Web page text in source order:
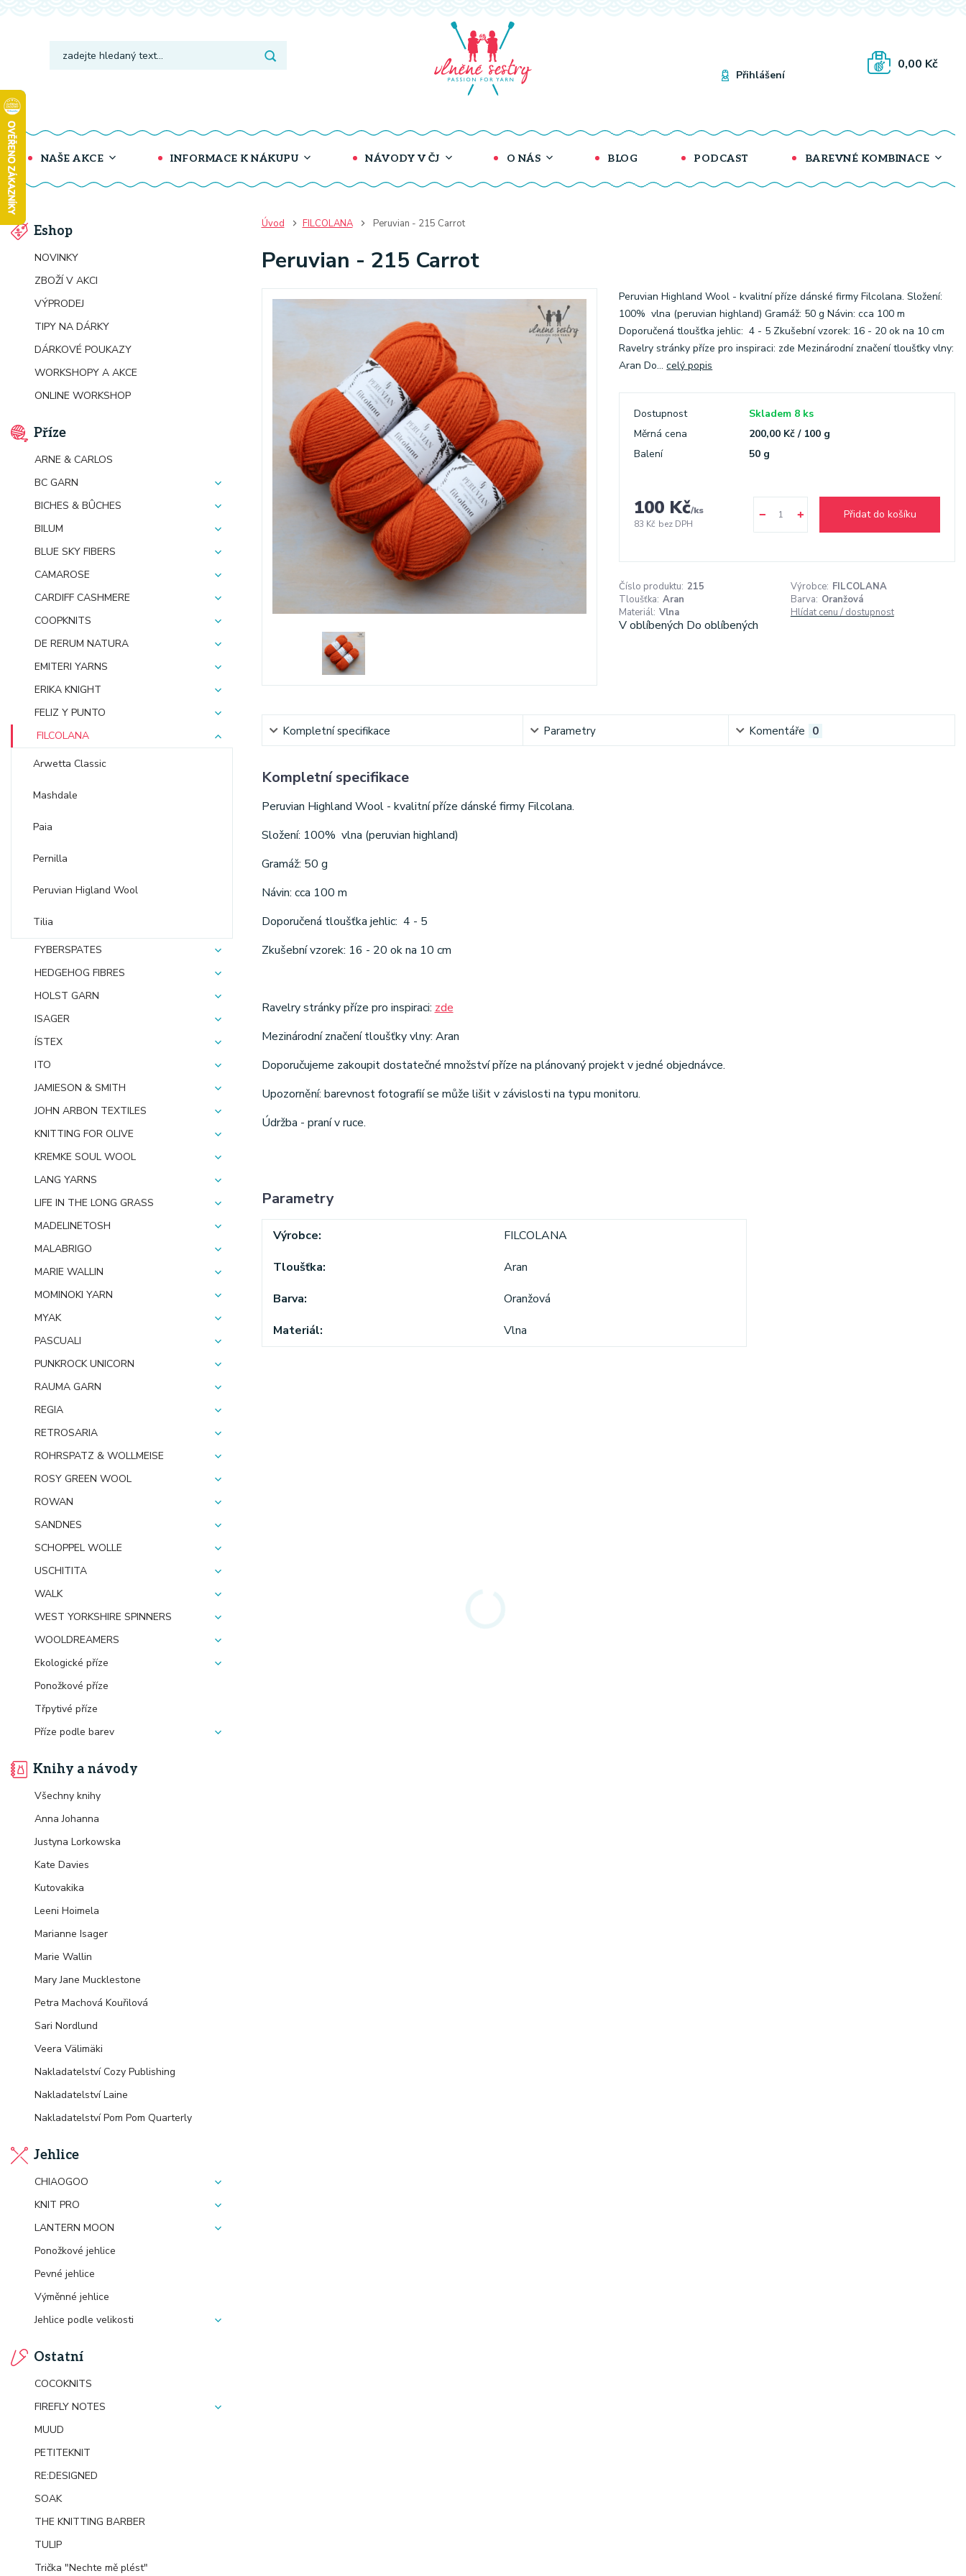
NAŠE AKCE INFORMACE K NÁKUPU NÁVODY V ČJ O NÁS BLOG PODCAST BAREVNÉ KOMBINACE
Přihlášení
0,00 Kč
Eshop
NOVINKY
ZBOŽÍ V AKCI
VÝPRODEJ
TIPY NA DÁRKY
DÁRKOVÉ POUKAZY
WORKSHOPY A AKCE
ONLINE WORKSHOP
Příze
ARNE & CARLOS
BC GARN
BICHES & BÛCHES
BILUM
BLUE SKY FIBERS
CAMAROSE
CARDIFF CASHMERE
COOPKNITS
DE RERUM NATURA
EMITERI YARNS
ERIKA KNIGHT
FELIZ Y PUNTO
FILCOLANA
Arwetta Classic
Mashdale
Paia
Pernilla
Peruvian Higland Wool
Tilia
FYBERSPATES
HEDGEHOG FIBRES
HOLST GARN
ISAGER
ÍSTEX
ITO
JAMIESON & SMITH
JOHN ARBON TEXTILES
KNITTING FOR OLIVE
KREMKE SOUL WOOL
LANG YARNS
LIFE IN THE LONG GRASS
MADELINETOSH
MALABRIGO
MARIE WALLIN
MOMINOKI YARN
MYAK
PASCUALI
PUNKROCK UNICORN
RAUMA GARN
REGIA
RETROSARIA
ROHRSPATZ & WOLLMEISE
ROSY GREEN WOOL
ROWAN
SANDNES
SCHOPPEL WOLLE
USCHITITA
WALK
WEST YORKSHIRE SPINNERS
WOOLDREAMERS
Ekologické příze
Ponožkové příze
Třpytivé příze
Příze podle barev
Knihy a návody
Všechny knihy
Anna Johanna
Justyna Lorkowska
Kate Davies
Kutovakika
Leeni Hoimela
Marianne Isager
Marie Wallin
Mary Jane Mucklestone
Petra Machová Kouřilová
Sari Nordlund
Veera Välimäki
Nakladatelství Cozy Publishing
Nakladatelství Laine
Nakladatelství Pom Pom Quarterly
Jehlice
CHIAOGOO
KNIT PRO
LANTERN MOON
Ponožkové jehlice
Pevné jehlice
Výměnné jehlice
Jehlice podle velikosti
Ostatní
COCOKNITS
FIREFLY NOTES
MUUD
PETITEKNIT
RE:DESIGNED
SOAK
THE KNITTING BARBER
TULIP
Trička "Nechte mě plést"
Úvod FILCOLANA Peruvian - 215 Carrot
Peruvian - 215 Carrot
Peruvian Highland Wool - kvalitní příze dánské firmy Filcolana. Složení:
100% vlna (peruvian highland) Gramáž: 50 g Návin: cca 100 m
Doporučená tloušťka jehlic: 4 - 5 Zkušební vzorek: 16 - 20 ok na 10 cm
Ravelry stránky příze pro inspiraci: zde Mezinárodní značení tloušťky vlny:
Aran Do...celý popis
Dostupnost
Skladem 8 ks
Měrná cena
200,00 Kč / 100 g
Balení
50 g
100 Kč/ks
83 Kč bez DPH
Přidat do košíku
Číslo produktu: 215 Výrobce: FILCOLANA
Tloušťka: Aran Barva: Oranžová
Materiál: Vlna Hlídat cenu / dostupnost
V oblíbených Do oblíbených
Kompletní specifikace Parametry Komentáře 0
Kompletní specifikace
Peruvian Highland Wool - kvalitní příze dánské firmy Filcolana.
Složení: 100% vlna (peruvian highland)
Gramáž: 50 g
Návin: cca 100 m
Doporučená tloušťka jehlic: 4 - 5
Zkušební vzorek: 16 - 20 ok na 10 cm
Ravelry stránky příze pro inspiraci: zde
Mezinárodní značení tloušťky vlny: Aran
Doporučujeme zakoupit dostatečné množství příze na plánovaný projekt v jedné objednávce.
Upozornění: barevnost fotografií se může lišit v závislosti na typu monitoru.
Údržba - praní v ruce.
Parametry
Výrobce
FILCOLANA
Tloušťka
Aran
Barva
Oranžová
Materiál
Vlna